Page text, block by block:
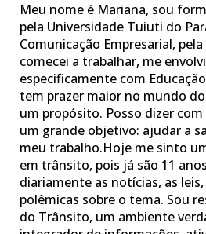
Meu nome é Mariana, sou
pela Universidade Tuiuti do
Comunicação Empresarial,
comecei a trabalhar, me
especificamente com
tem prazer maior no mundo
um propósito. Posso dizer
um grande objetivo: ajudar a
meu trabalho.Hoje me sinto
em trânsito, pois já são 11
diariamente as notícias, as
polêmicas sobre o tema. Sou
do Trânsito, um ambiente